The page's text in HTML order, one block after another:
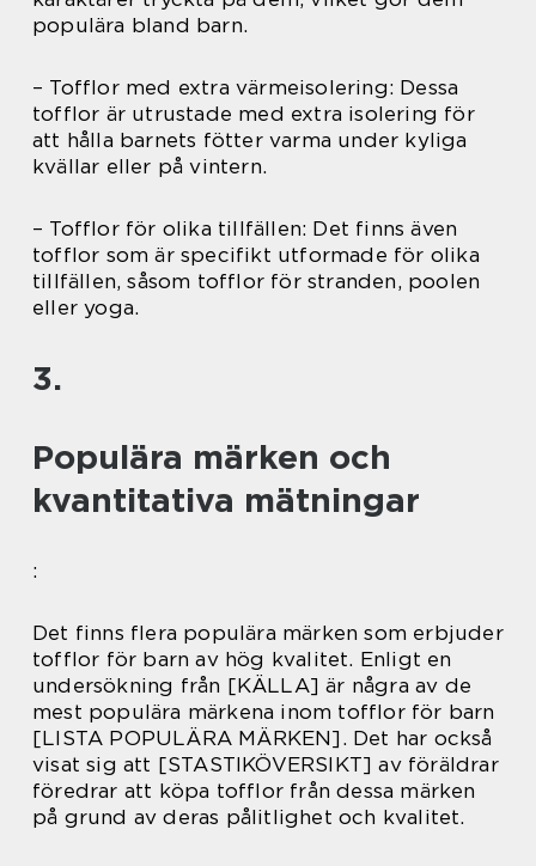
populära bland barn.
– Tofflor med extra värmeisolering: Dessa
tofflor är utrustade med extra isolering för
att hålla barnets fötter varma under kyliga
kvällar eller på vintern.
– Tofflor för olika tillfällen: Det finns även
tofflor som är specifikt utformade för olika
tillfällen, såsom tofflor för stranden, poolen
eller yoga.
3.
Populära märken och
kvantitativa mätningar
:
Det finns flera populära märken som erbjuder
tofflor för barn av hög kvalitet. Enligt en
undersökning från [KÄLLA] är några av de
mest populära märkena inom tofflor för barn
[LISTA POPULÄRA MÄRKEN]. Det har också
visat sig att [STASTIKÖVERSIKT] av föräldrar
föredrar att köpa tofflor från dessa märken
på grund av deras pålitlighet och kvalitet.